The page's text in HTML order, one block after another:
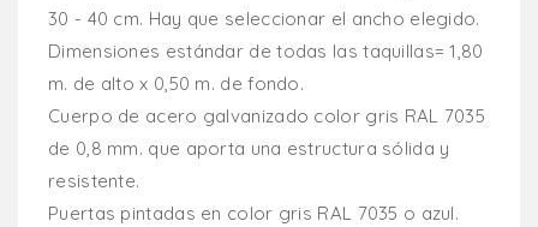
30 - 40 cm. Hay que seleccionar el ancho elegido.
Dimensiones estándar de todas las taquillas= 1,80
m. de alto x 0,50 m. de fondo.
Cuerpo de acero galvanizado color gris RAL 7035
de 0,8 mm. que aporta una estructura sólida y
resistente.
Puertas pintadas en color gris RAL 7035 o azul.